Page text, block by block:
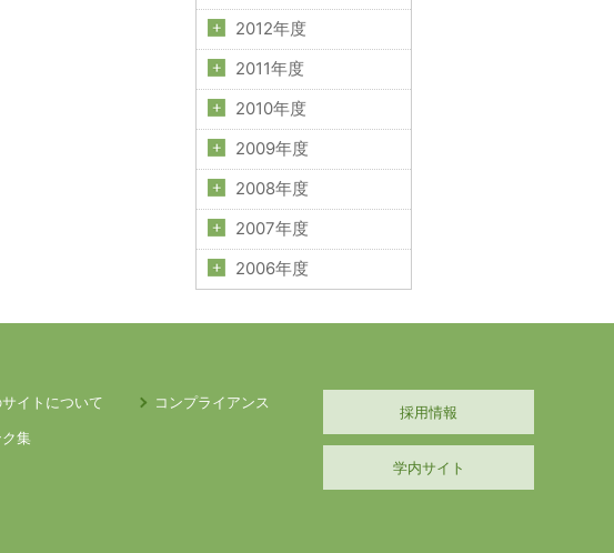
2012年度
2011年度
2010年度
2009年度
2008年度
2007年度
2006年度
サイトについて
コンプライアンス
ク集
採用情報
学内サイト